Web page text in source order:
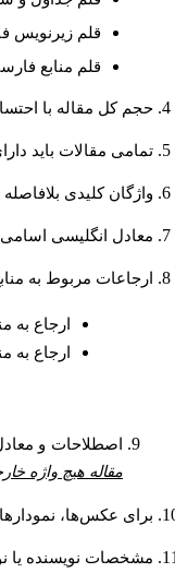
قلم زيرنويس فارسي
قلم منابع فارسي 10 و لاتين
حجم کل مقاله با احتساب تمام
تمامی مقالات باید دارای
واژگان کلیدی بلافاصله پس
معادل انگلیسی
ارجاعات مربوط به
ارجاع به
ارجاع به منبع
اصطلاحات و
مقاله هیچ واژه
برای عکس‌ها،
مشخصات نویسنده یا